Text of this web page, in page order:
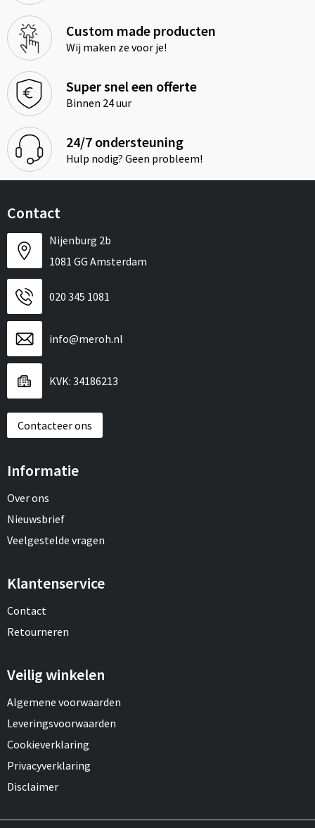
Custom made producten
Wij maken ze voor je!
Super snel een offerte
Binnen 24 uur
24/7 ondersteuning
Hulp nodig? Geen probleem!
Contact
Nijenburg 2b
1081 GG Amsterdam
020 345 1081
info@meroh.nl
KVK: 34186213
Contacteer ons
Informatie
Over ons
Nieuwsbrief
Veelgestelde vragen
Klantenservice
Contact
Retourneren
Veilig winkelen
Algemene voorwaarden
Leveringsvoorwaarden
Cookieverklaring
Privacyverklaring
Disclaimer